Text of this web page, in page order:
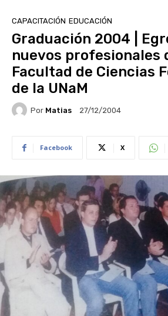
CAPACITACIÓN EDUCACIÓN
Graduación 2004 |
nuevos profesionales
Facultad de Ciencias
de la UNaM
Por Matias 27/12/2004
Facebook X